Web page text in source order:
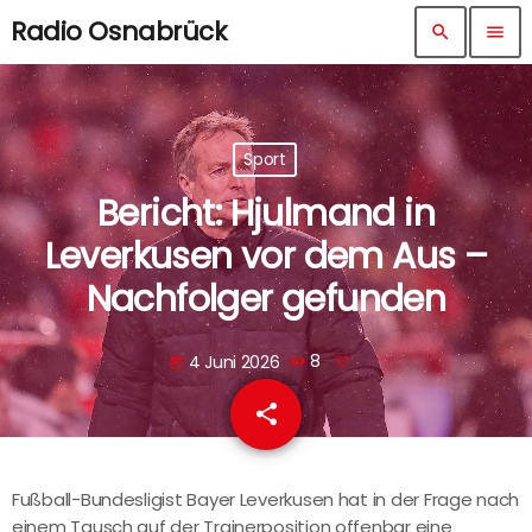
Radio Osnabrück search menu
Sport
Bericht: Hjulmand in
Leverkusen vor dem Aus –
Nachfolger gefunden
today 4 Juni 2026 8
share
email
Fußball-Bundesligist Bayer Leverkusen hat in der Frage nach
einem Tausch auf der Trainerposition offenbar eine